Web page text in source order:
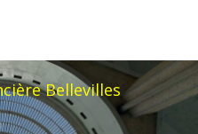
Bellevilles